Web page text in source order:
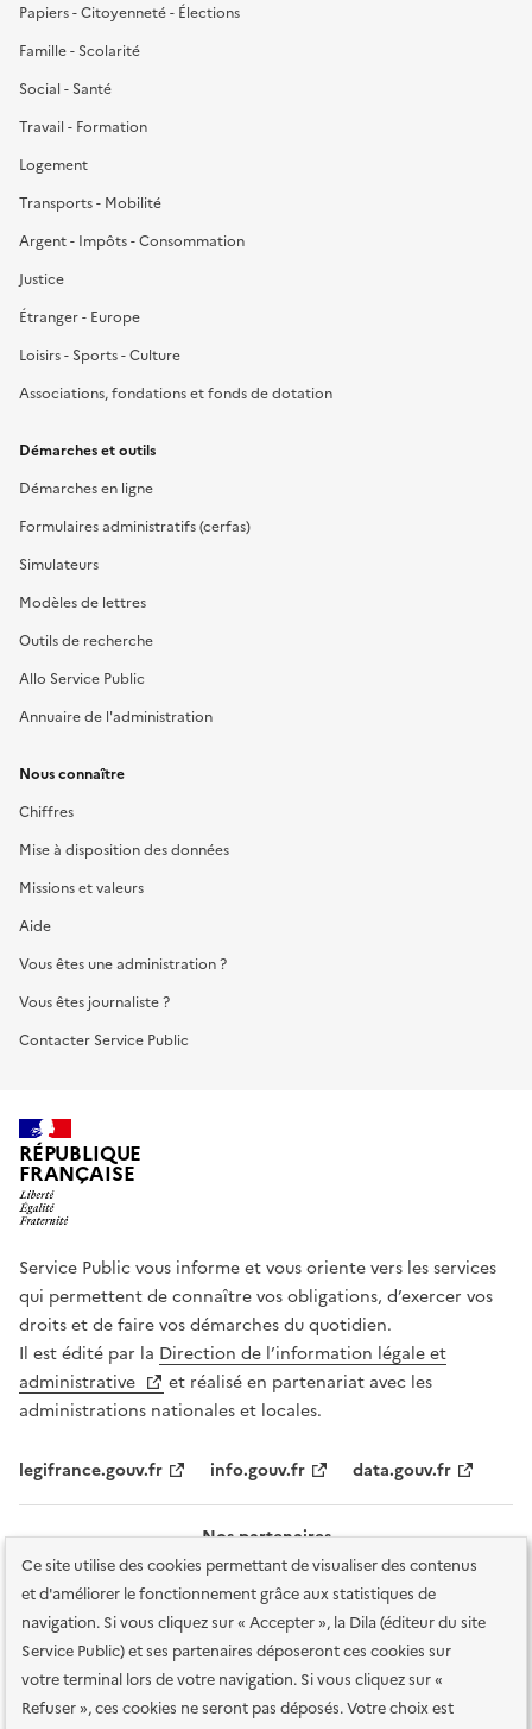
Ce site utilise des cookies permettant de visualiser des contenus
et d'améliorer le fonctionnement grâce aux statistiques de
navigation. Si vous cliquez sur « Accepter », la Dila (éditeur du site
Service Public) et ses partenaires déposeront ces cookies sur
votre terminal lors de votre navigation. Si vous cliquez sur «
Refuser », ces cookies ne seront pas déposés. Votre choix est
Papiers - Citoyenneté - Élections
Famille - Scolarité
Social - Santé
Travail - Formation
Logement
Transports - Mobilité
Argent - Impôts - Consommation
Justice
Étranger - Europe
Loisirs - Sports - Culture
Associations, fondations et fonds de dotation
Démarches et outils
Démarches en ligne
Formulaires administratifs (cerfas)
Simulateurs
Modèles de lettres
Outils de recherche
Allo Service Public
Annuaire de l'administration
Nous connaître
Chiffres
Mise à disposition des données
Missions et valeurs
Aide
Vous êtes une administration ?
Vous êtes journaliste ?
Contacter Service Public
RÉPUBLIQUE
FRANÇAISE
Service Public vous informe et vous oriente vers les services
qui permettent de connaître vos obligations, d’exercer vos
droits et de faire vos démarches du quotidien.
Il est édité par la Direction de l’information légale et
administrative
et réalisé en partenariat avec les
administrations nationales et locales.
legifrance.gouv.fr info.gouv.fr data.gouv.fr
Nos partenaires
Plan du site Accessibilité : totalement conforme
Accessibilité des